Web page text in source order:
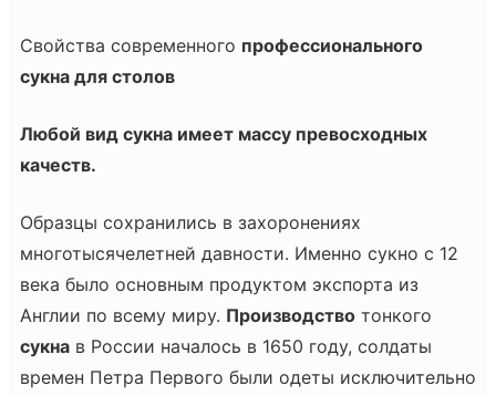
Свойства современного профессионального
сукна для столов
Любой вид сукна имеет массу превосходных
качеств.
Образцы сохранились в захоронениях
многотысячелетней давности. Именно сукно с 12
века было основным продуктом экспорта из
Англии по всему миру. Производство тонкого
сукна в России началось в 1650 году, солдаты
времен Петра Первого были одеты исключительно